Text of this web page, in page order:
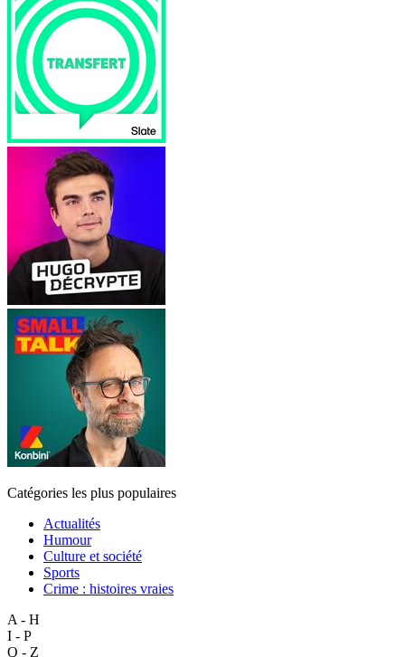
Catégories les plus populaires
Actualités
Humour
Culture et société
Sports
Crime : histoires vraies
A - H
I - P
Q - Z